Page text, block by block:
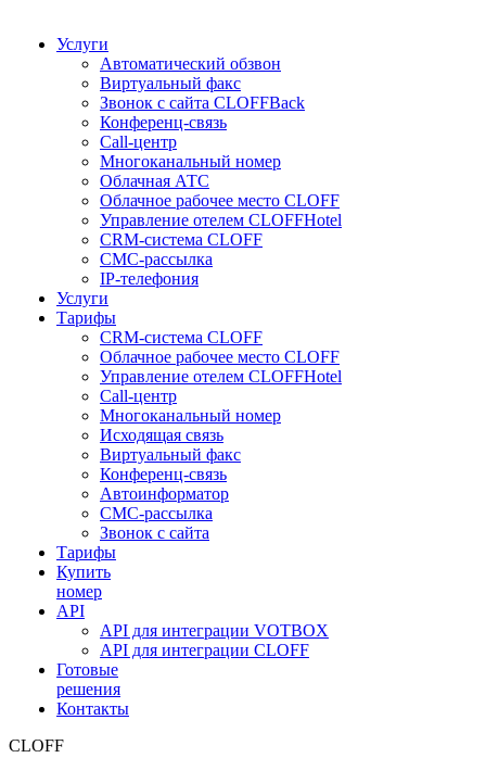
Услуги
Автоматический обзвон
Виртуальный факс
Звонок с сайта CLOFFBack
Конференц-связь
Call-центр
Многоканальный номер
Облачная АТС
Облачное рабочее место CLOFF
Управление отелем CLOFFHotel
CRM-система CLOFF
СМС-рассылка
IP-телефония
Услуги
Тарифы
CRM-система CLOFF
Облачное рабочее место CLOFF
Управление отелем CLOFFHotel
Call-центр
Многоканальный номер
Исходящая связь
Виртуальный факс
Конференц-связь
Автоинформатор
СМС-рассылка
Звонок с сайта
Тарифы
Купить
номер
API
API для интеграции VOTBOX
API для интеграции CLOFF
Готовые
решения
Контакты
CLOFF